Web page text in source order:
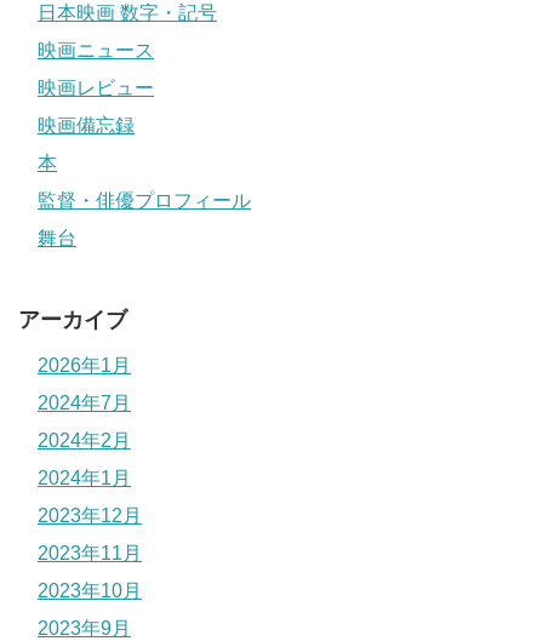
日本映画 数字・記号
映画ニュース
映画レビュー
映画備忘録
本
監督・俳優プロフィール
舞台
アーカイブ
2026年1月
2024年7月
2024年2月
2024年1月
2023年12月
2023年11月
2023年10月
2023年9月